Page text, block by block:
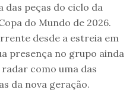
peças do ciclo da
do Mundo de 2026.
desde a estreia em
presença no grupo ainda
como uma das
da nova geração.